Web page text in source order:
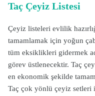
Taç Çeyiz Listesi
Çeyiz listeleri evlilik
tamamlamak için yoğun
tüm eksiklikleri gidermek
görev üstlenecektir. Taç
en ekonomik şekilde
Taç çok yönlü çeyiz setleri